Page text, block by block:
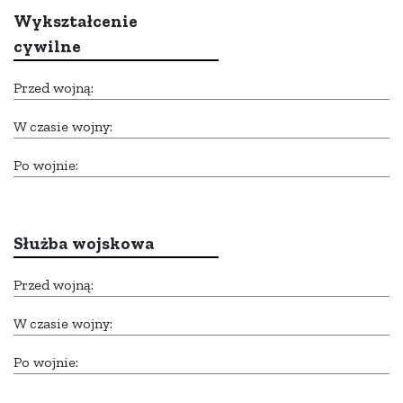
Wykształcenie
cywilne
Przed wojną:
W czasie wojny:
Po wojnie:
Służba wojskowa
Przed wojną:
W czasie wojny:
Po wojnie: